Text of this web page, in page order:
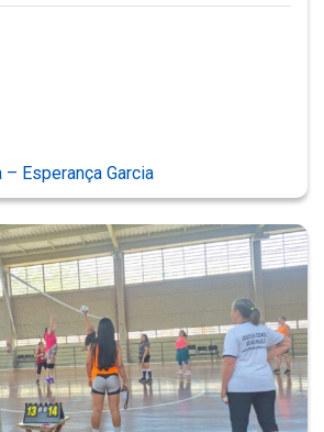
– Esperança Garcia